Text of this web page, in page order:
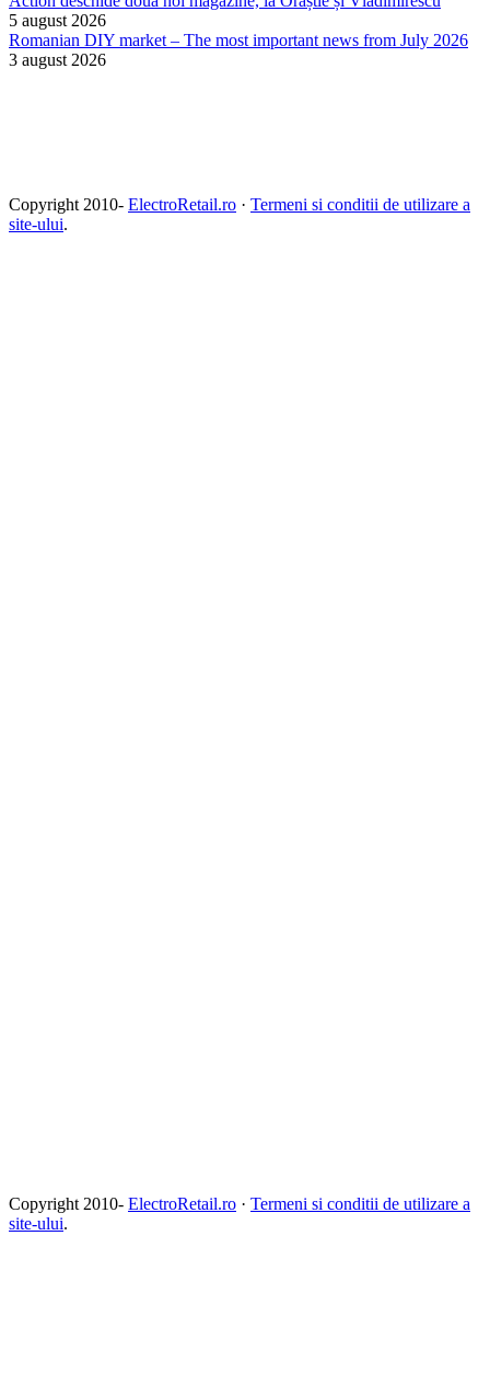
5 august 2026
Romanian DIY market – The most important news from July 2026
3 august 2026
Copyright 2010- ElectroRetail.ro · Termeni si conditii de utilizare a
site-ului.
Copyright 2010- ElectroRetail.ro · Termeni si conditii de utilizare a
site-ului.